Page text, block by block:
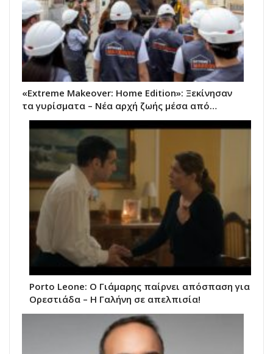
«Extreme Makeover: Home Edition»: Ξεκίνησαν
τα γυρίσματα – Νέα αρχή ζωής μέσα από…
Porto Leone: Ο Γιάμαρης παίρνει απόσπαση για
Ορεστιάδα – Η Γαλήνη σε απελπισία!